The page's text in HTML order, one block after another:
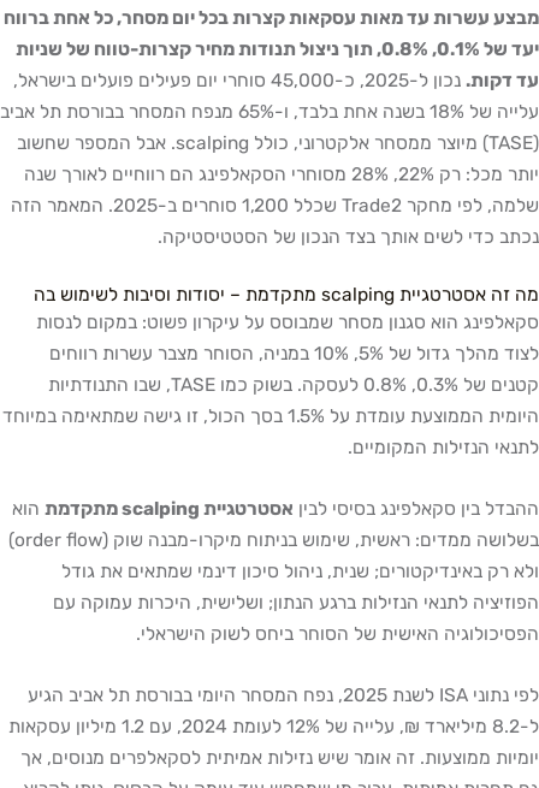
מבצע עשרות עד מאות עסקאות קצרות בכל יום מסחר, כל אחת ברווח
יעד של 0.1%, 0.8%, תוך ניצול תנודות מחיר קצרות-טווח של שניות
עד דקות.
נכון ל-2025, כ-45,000 סוחרי יום פעילים פועלים בישראל,
עלייה של 18% בשנה אחת בלבד, ו-65% מנפח המסחר בבורסת תל אביב
(TASE) מיוצר ממסחר אלקטרוני, כולל scalping. אבל המספר שחשוב
יותר מכל: רק 22%, 28% מסוחרי הסקאלפינג הם רווחיים לאורך שנה
שלמה, לפי מחקר Trade2 שכלל 1,200 סוחרים ב-2025. המאמר הזה
נכתב כדי לשים אותך בצד הנכון של הסטטיסטיקה.
מה זה אסטרטגיית scalping מתקדמת – יסודות וסיבות לשימוש בה
סקאלפינג הוא סגנון מסחר שמבוסס על עיקרון פשוט: במקום לנסות
לצוד מהלך גדול של 5%, 10% במניה, הסוחר מצבר עשרות רווחים
קטנים של 0.3%, 0.8% לעסקה. בשוק כמו TASE, שבו התנודתיות
היומית הממוצעת עומדת על 1.5% בסך הכול, זו גישה שמתאימה במיוחד
לתנאי הנזילות המקומיים.
ההבדל בין סקאלפינג בסיסי לבין אסטרטגיית scalping מתקדמת
הוא
בשלושה ממדים: ראשית, שימוש בניתוח מיקרו-מבנה שוק (order flow)
ולא רק באינדיקטורים; שנית, ניהול סיכון דינמי שמתאים את גודל
הפוזיציה לתנאי הנזילות ברגע הנתון; ושלישית, היכרות עמוקה עם
הפסיכולוגיה האישית של הסוחר ביחס לשוק הישראלי.
לפי נתוני ISA לשנת 2025, נפח המסחר היומי בבורסת תל אביב הגיע
ל-8.2 מיליארד ₪, עלייה של 12% לעומת 2024, עם 1.2 מיליון עסקאות
יומיות ממוצעות. זה אומר שיש נזילות אמיתית לסקאלפרים מנוסים, אך